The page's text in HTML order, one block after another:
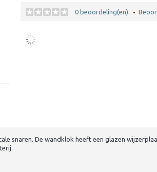
0 beoordeling(en). •
snaren. De wandklok heeft een glazen